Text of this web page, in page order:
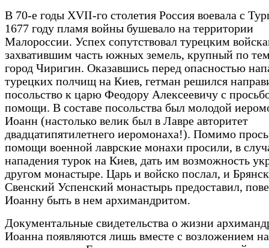
В 70-е годы XVII-го столетия Россия воевала с
1677 году пламя войны бушевало на территории
Малороссии. Успех сопутствовал турецким
захватившим часть южных земель, крупный по
город Чиригин. Оказавшись перед опасностью
турецких полчищ на Киев, гетман решился
посольство к царю Феодору Алексеевичу с
помощи. В составе посольства был молодой
Иоанн (настолько велик был в Лавре авторитет
двадцатипятилетнего иеромонаха!). Помимо
помощи военной лаврские монахи просили, в
нападения турок на Киев, дать им возможность
другом монастыре. Царь и войско послал, и
Свенский Успенский монастырь предоставил,
Иоанну быть в нем архимандритом.
Документальные свидетельства о жизни
Иоанна появляются лишь вместе с возложением